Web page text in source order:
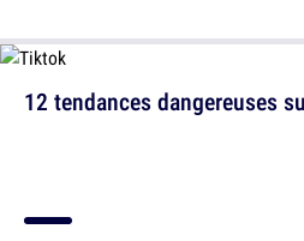
12 tendances dangereuses